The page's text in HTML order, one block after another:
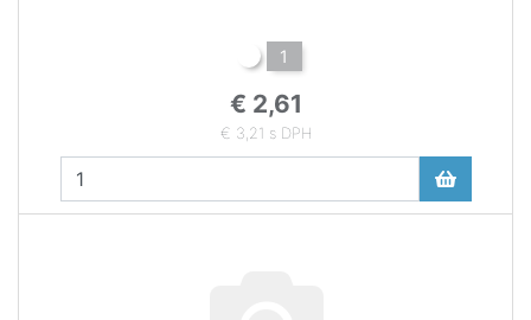
1
€ 2,61
€ 3,21 s DPH